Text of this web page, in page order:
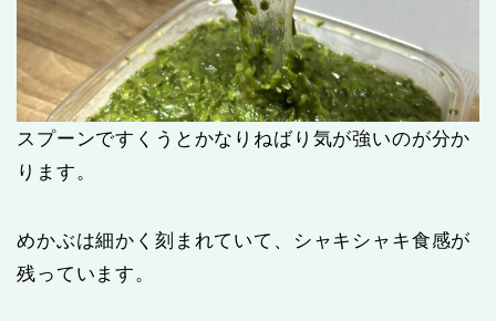
スプーンですくうとかなりねばり気が強いのが分か
ります。
めかぶは細かく刻まれていて、シャキシャキ食感が
残っています。